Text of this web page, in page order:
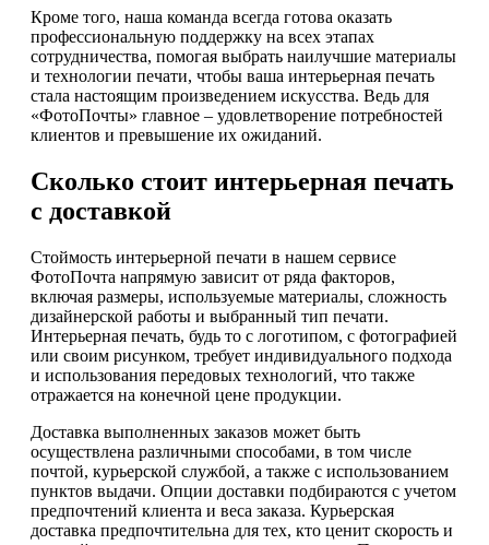
Кроме того, наша команда всегда готова оказать
профессиональную поддержку на всех этапах
сотрудничества, помогая выбрать наилучшие материалы
и технологии печати, чтобы ваша интерьерная печать
стала настоящим произведением искусства. Ведь для
«ФотоПочты» главное – удовлетворение потребностей
клиентов и превышение их ожиданий.
Сколько стоит интерьерная печать
с доставкой
Стоймость интерьерной печати в нашем сервисе
ФотоПочта напрямую зависит от ряда факторов,
включая размеры, используемые материалы, сложность
дизайнерской работы и выбранный тип печати.
Интерьерная печать, будь то с логотипом, с фотографией
или своим рисунком, требует индивидуального подхода
и использования передовых технологий, что также
отражается на конечной цене продукции.
Доставка выполненных заказов может быть
осуществлена различными способами, в том числе
почтой, курьерской службой, а также с использованием
пунктов выдачи. Опции доставки подбираются с учетом
предпочтений клиента и веса заказа. Курьерская
доставка предпочтительна для тех, кто ценит скорость и